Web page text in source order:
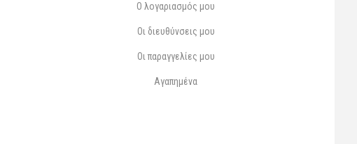
Ο λογαριασμός μου
Οι διευθύνσεις μου
Οι παραγγελίες μου
Αγαπημένα